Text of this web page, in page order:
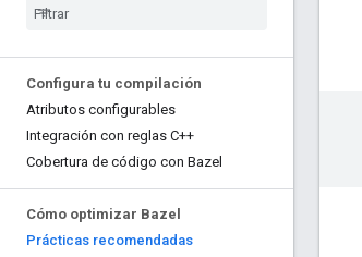
Configura tu compilación
Atributos configurables
Integración con reglas C++
Cobertura de código con Bazel
Cómo optimizar Bazel
Prácticas recomendadas